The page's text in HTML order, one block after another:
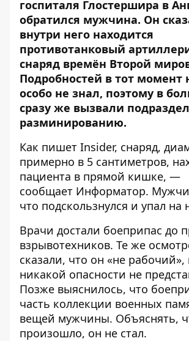
госпиталя Глостершира в
обратился мужчина. Он
внутри него находится
противотанковый
снаряд времён Второй
Подробностей в тот момент
особо не знал, поэтому в
сразу же вызвали
разминированию.
Как пишет Insider, снаряд,
примерно в 5 сантиметров,
пациента в прямой кишке, —
сообщает Информатор.
что подскользнулся и упал на
Врачи достали боеприпас до
взрывотехников. Те же
сказали, что он «не рабочий»,
никакой опасности не
Позже выяснилось, что
часть коллекции военных
вещей мужчины. Объяснять,
произошло, он не стал.